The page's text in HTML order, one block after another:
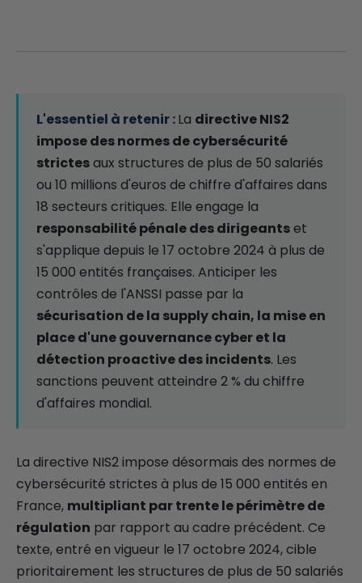
La directive NIS2
impose des normes de cybersécurité
strictesaux structures de plus de 50 salariés
ou 10 millions d'euros de chiffre d'affaires dans
18 secteurs critiques. Elle engage la
responsabilité pénale des dirigeantset
s'applique depuis le 17 octobre 2024 à plus de
15 000 entités françaises. Anticiper les
contrôles de l'ANSSI passe par la
sécurisation de la supply chain, la mise en
place d'une gouvernance cyber et la
détection proactive des incidents. Les
sanctions peuvent atteindre 2 % du chiffre
d'affaires mondial.
La directive NIS2 impose désormais des normes de
cybersécurité strictes à plus de 15 000 entités en
France, multipliant par trente le périmètre de
régulation par rapport au cadre précédent. Ce
texte, entré en vigueur le 17 octobre 2024, cible
prioritairement les structures de plus de 50 salariés